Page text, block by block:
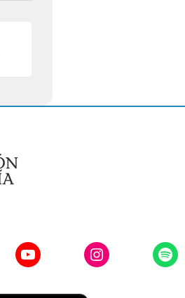
YouTubeInstagram